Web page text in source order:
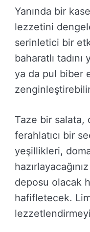
Yanında bir
lezzetini
serinletici bir
baharatlı
ya da pul biber
Taze bir salata,
ferahlatıcı bir
yeşillikleri,
deposu olacak
hafifletecek.